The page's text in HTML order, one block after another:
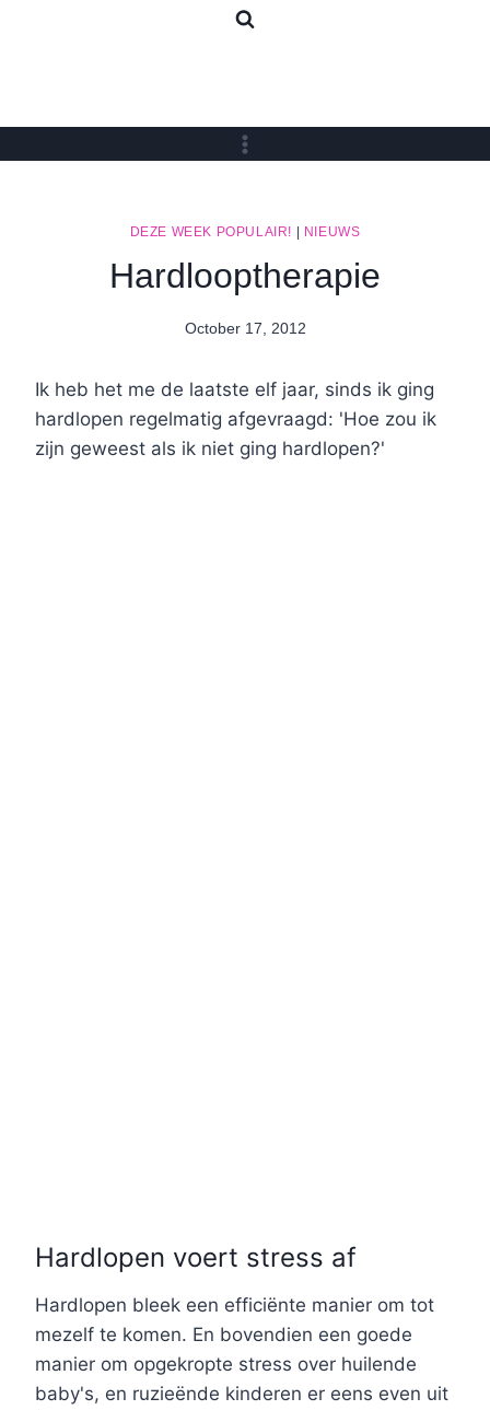
DEZE WEEK POPULAIR! NIEUWS
Hardlooptherapie
By
October 17, 2012
Ik heb het me de laatste elf jaar, sinds ik ging
hardlopen regelmatig afgevraagd: 'Hoe zou ik
zijn geweest als ik niet ging hardlopen?'
Hardlopen voert stress af
Hardlopen bleek een efficiënte manier om tot
mezelf te komen. En bovendien een goede
manier om opgekropte stress over huilende
baby's, en ruzieënde kinderen er eens even uit